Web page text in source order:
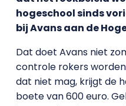
hogeschool sinds
bij Avans aan de
Dat doet Avans niet
controle rokers
dat niet mag, krijgt de
boete van 600 euro.